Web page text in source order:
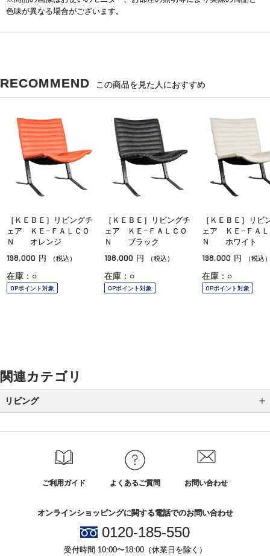
色味が異なる場合がございます。
RECOMMEND この商品を見た人におすすめ
［ＫＥＢＥ］リビングチ
ェア ＫＥ−ＦＡＬＣＯ
Ｎ オレンジ
198,000 円 （税込）
在庫：○
OPポイント対象
［ＫＥＢＥ］リビングチ
ェア ＫＥ−ＦＡＬＣＯ
Ｎ ブラック
198,000 円 （税込）
在庫：○
OPポイント対象
［ＫＥＢＥ］リビ
ェア ＫＥ−ＦＡＬ
Ｎ ホワイト
198,000 円 （税込
在庫：○
OPポイント対象
関連カテゴリ
リビング
ご利用ガイド よくあるご質問 お問い合わせ
オンラインショッピングに関する電話でのお問い合わせ
0120-185-550
受付時間 10:00〜18:00（休業日を除く）